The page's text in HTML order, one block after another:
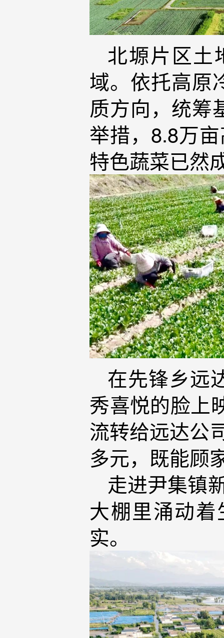
北塬片区土
域。依托高原
质方向，统筹
举措，8.8万
特色蔬菜已然
在先锋乡远
秀喜悦的脸上
流转给远达公
多元，既能顾
走进尹集镇
大棚里涌动
实。